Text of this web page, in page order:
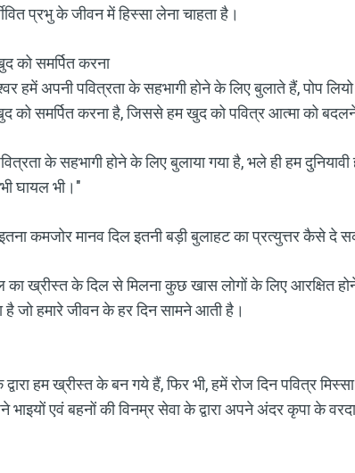
प्रभु के जीवन में हिस्सा लेना चाहता है।
को समर्पित करना
हमें अपनी पवित्रता के सहभागी होने के लिए बुलाते हैं, पोप
को समर्पित करना है, जिससे हम खुद को पवित्र आत्मा को
के सहभागी होने के लिए बुलाया गया है, भले ही हम
घायल भी।"
कमजोर मानव दिल इतनी बड़ी बुलाहट का प्रत्युत्तर कैसे दे
का ख्रीस्त के दिल से मिलना कुछ खास लोगों के लिए आरक्षित
है जो हमारे जीवन के हर दिन सामने आती है।
हम ख्रीस्त के बन गये हैं, फिर भी, हमें रोज दिन पवित्र
एवं बहनों की विनम्र सेवा के द्वारा अपने अंदर कृपा के